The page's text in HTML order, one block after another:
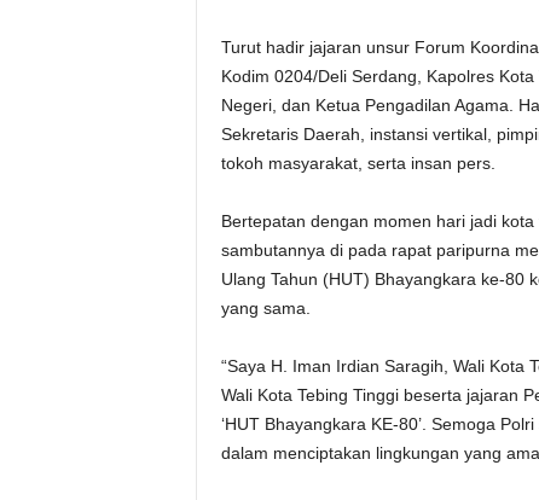
Turut hadir jajaran unsur Forum
Kodim 0204/Deli Serdang, Kapolres
Negeri, dan Ketua Pengadilan Agama.
Sekretaris Daerah, instansi vertikal,
tokoh masyarakat, serta insan pers.
Bertepatan dengan momen hari jadi
sambutannya di pada rapat paripurna
Ulang Tahun (HUT) Bhayangkara ke-80
yang sama.
“Saya H. Iman Irdian Saragih, Wali Kota
Wali Kota Tebing Tinggi beserta jajaran
‘HUT Bhayangkara KE-80’. Semoga
dalam menciptakan lingkungan yang